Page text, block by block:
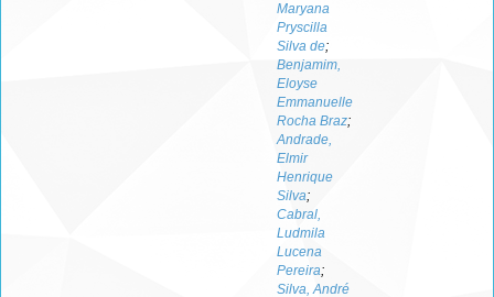
Maryana
Pryscilla
Silva de;
Benjamim,
Eloyse
Emmanuelle
Rocha Braz;
Andrade,
Elmir
Henrique
Silva;
Cabral,
Ludmila
Lucena
Pereira;
Silva, André